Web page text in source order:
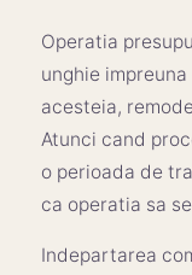
Operatia
unghie
acesteia,
Atunci cand
o perioada de
ca operatia sa
Indepartarea